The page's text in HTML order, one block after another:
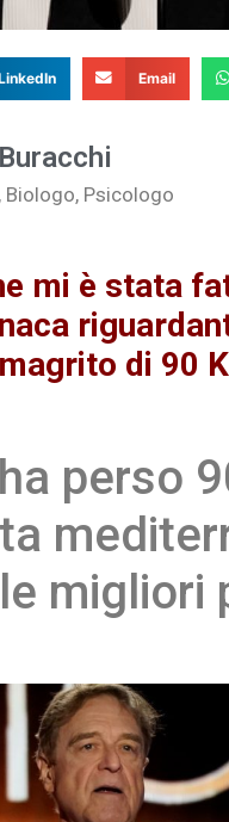
Email
Psicologo
mi è stata
di 90
perso
migliori